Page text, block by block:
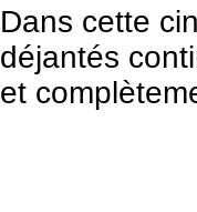
Dans cette
déjantés
et